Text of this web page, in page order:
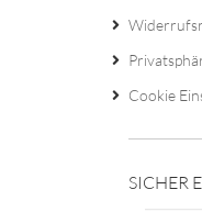
Cookie
SICHER